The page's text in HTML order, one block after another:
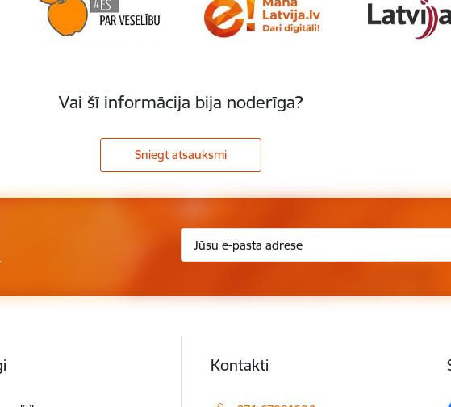
Vai šī informācija bija noderīga?
Sniegt atsauksmi
Kontakti